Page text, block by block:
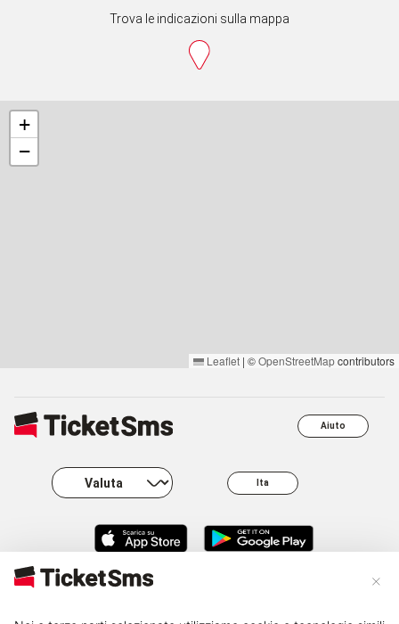
Trova le indicazioni sulla mappa
+
−
Leaflet | ©OpenStreetMapcontributors
Ita
Aiuto
×